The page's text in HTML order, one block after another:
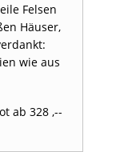
Felsen
Häuser,
wie aus
ab 328 ,--